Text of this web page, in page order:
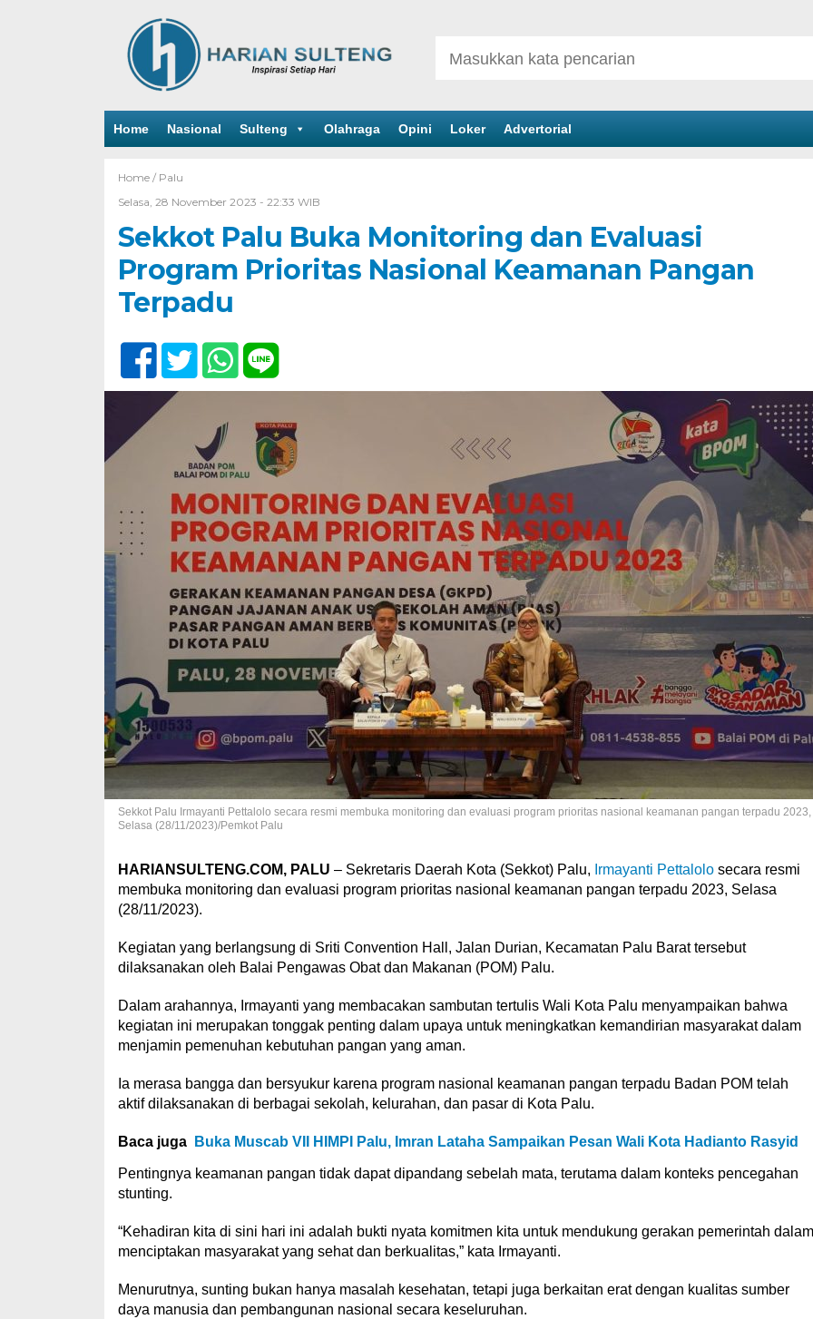
Home Nasional Sulteng Olahraga Opini Loker Advertorial
Home / Palu
Selasa, 28 November 2023 - 22:33 WIB
Sekkot Palu Buka Monitoring dan Evaluasi
Program Prioritas Nasional Keamanan Pangan
Terpadu
Sekkot Palu Irmayanti Pettalolo secara resmi membuka monitoring dan evaluasi program prioritas nasional keamanan pangan terpadu 2023,
Selasa (28/11/2023)/Pemkot Palu
HARIANSULTENG.COM, PALU – Sekretaris Daerah Kota (Sekkot) Palu, Irmayanti Pettalolosecara resmi
membuka monitoring dan evaluasi program prioritas nasional keamanan pangan terpadu 2023, Selasa
(28/11/2023).
Kegiatan yang berlangsung di Sriti Convention Hall, Jalan Durian, Kecamatan Palu Barat tersebut
dilaksanakan oleh Balai Pengawas Obat dan Makanan (POM) Palu.
Dalam arahannya, Irmayanti yang membacakan sambutan tertulis Wali Kota Palu menyampaikan bahwa
kegiatan ini merupakan tonggak penting dalam upaya untuk meningkatkan kemandirian masyarakat dalam
menjamin pemenuhan kebutuhan pangan yang aman.
Ia merasa bangga dan bersyukur karena program nasional keamanan pangan terpadu Badan POM telah
aktif dilaksanakan di berbagai sekolah, kelurahan, dan pasar di Kota Palu.
Baca juga Buka Muscab VII HIMPI Palu, Imran Lataha Sampaikan Pesan Wali Kota Hadianto Rasyid
Pentingnya keamanan pangan tidak dapat dipandang sebelah mata, terutama dalam konteks pencegahan
stunting.
“Kehadiran kita di sini hari ini adalah bukti nyata komitmen kita untuk mendukung gerakan pemerintah dalam
menciptakan masyarakat yang sehat dan berkualitas,” kata Irmayanti.
Menurutnya, sunting bukan hanya masalah kesehatan, tetapi juga berkaitan erat dengan kualitas sumber
daya manusia dan pembangunan nasional secara keseluruhan.